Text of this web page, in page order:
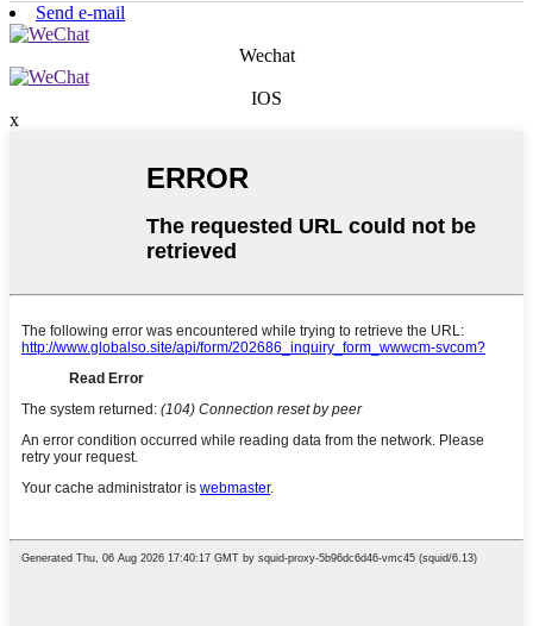
Send e-mail
Wechat
IOS
x